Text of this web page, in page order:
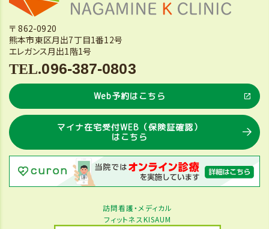
〒 862-0920
熊本市東区月出7丁目1番12号
エレガンス月出1階1号
096-387-0803
Web予約はこちら
マイナ在宅受付WEB（保険証確認）
はこちら
訪問看護・メディカル
フィットネスKISAUM